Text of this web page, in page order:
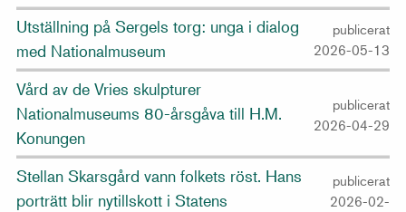
Utställning på Sergels torg: unga i dialog
med Nationalmuseum
publicerat
2026-05-13
Vård av de Vries skulpturer
Nationalmuseums 80-årsgåva till H.M.
Konungen
publicerat
2026-04-29
Stellan Skarsgård vann folkets röst. Hans
porträtt blir nytillskott i Statens
publicerat
2026-02-